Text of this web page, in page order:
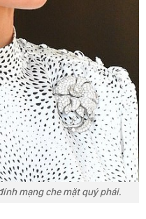
mạng che mặt quý phái.